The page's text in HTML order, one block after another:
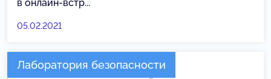
в онлайн-встр...
05.02.2021
Лаборатория безопасности